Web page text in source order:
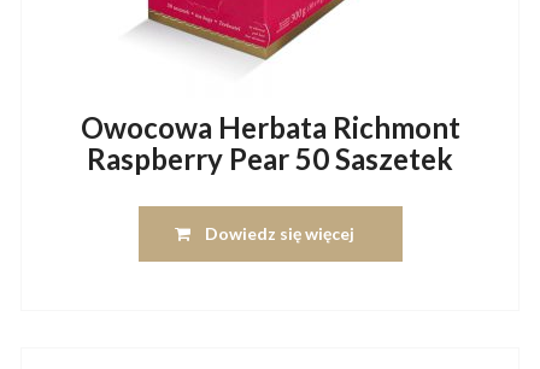
Owocowa Herbata Richmont
Raspberry Pear 50 Saszetek
Dowiedz się więcej